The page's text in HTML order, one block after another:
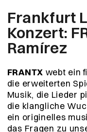
Frankfurt
Konzert:
Ramírez
FRANTX webt ein
die erweiterten
Musik, die Lieder
die klangliche
ein originelles
das Fragen zu